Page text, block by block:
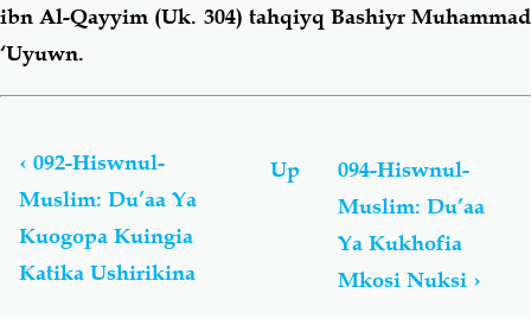
ibn Al-Qayyim (Uk. 304) tahqiyq Bashiyr Muhammad
‘Uyuwn.
links
for
Hiswnul-
Muslim:
Du’aa
‹ 092-Hiswnul-
Muslim: Du’aa Ya
Kuogopa Kuingia
Katika Ushirikina
Up
094-Hiswnul-
Muslim: Du’aa
Ya Kukhofia
Mkosi Nuksi ›